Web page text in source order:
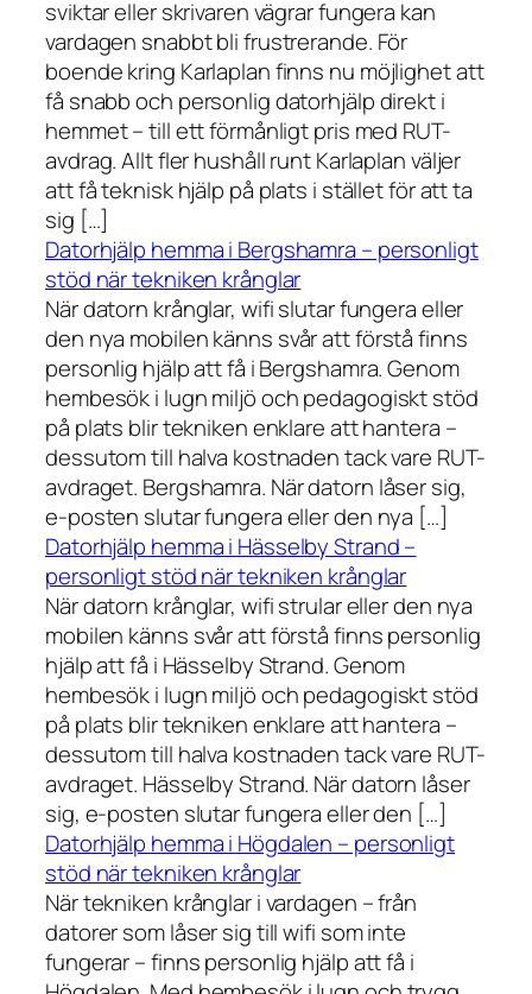
sviktar eller skrivaren vägrar fungera kan
vardagen snabbt bli frustrerande. För
boende kring Karlaplan finns nu möjlighet att
få snabb och personlig datorhjälp direkt i
hemmet – till ett förmånligt pris med RUT-
avdrag. Allt fler hushåll runt Karlaplan väljer
att få teknisk hjälp på plats i stället för att ta
sig […]
Datorhjälp hemma i Bergshamra – personligt
stöd när tekniken krånglar
När datorn krånglar, wifi slutar fungera eller
den nya mobilen känns svår att förstå finns
personlig hjälp att få i Bergshamra. Genom
hembesök i lugn miljö och pedagogiskt stöd
på plats blir tekniken enklare att hantera –
dessutom till halva kostnaden tack vare RUT-
avdraget. Bergshamra. När datorn låser sig,
e-posten slutar fungera eller den nya […]
Datorhjälp hemma i Hässelby Strand –
personligt stöd när tekniken krånglar
När datorn krånglar, wifi strular eller den nya
mobilen känns svår att förstå finns personlig
hjälp att få i Hässelby Strand. Genom
hembesök i lugn miljö och pedagogiskt stöd
på plats blir tekniken enklare att hantera –
dessutom till halva kostnaden tack vare RUT-
avdraget. Hässelby Strand. När datorn låser
sig, e-posten slutar fungera eller den […]
Datorhjälp hemma i Högdalen – personligt
stöd när tekniken krånglar
När tekniken krånglar i vardagen – från
datorer som låser sig till wifi som inte
fungerar – finns personlig hjälp att få i